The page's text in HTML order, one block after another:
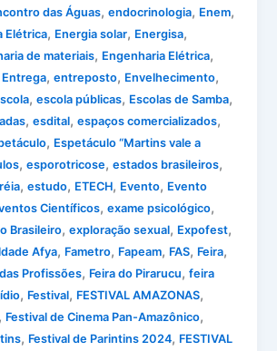
das Águas,endocrinologia, Enem,
Elétrica, Energia solar, Energisa,
de materiais, Engenharia Elétrica,
Entrega,entreposto, Envelhecimento,
,escola públicas, Escolas de Samba,
,esdital,espaços comercializados,
, Espetáculo “Martins vale a
,esporotricose,estados brasileiros,
,estudo, ETECH, Evento, Evento
Científicos,exame psicológico,
Brasileiro,exploração sexual, Expofest,
Afya, Fametro, Fapeam, FAS, Feira,
Profissões, Feira do Pirarucu,feira
, Festival, FESTIVAL AMAZONAS,
, Festival de Cinema Pan-Amazônico,
, Festival de Parintins 2024, FESTIVAL